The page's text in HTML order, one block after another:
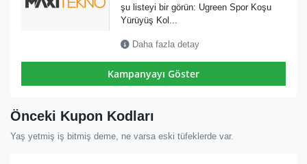
şu listeyi bir görün: Ugreen Spor Koşu
Yürüyüş Kol...
Daha fazla detay
Kampanyayı Göster
Önceki Kupon Kodları
Yaş yetmiş iş bitmiş deme, ne varsa eski tüfeklerde var.